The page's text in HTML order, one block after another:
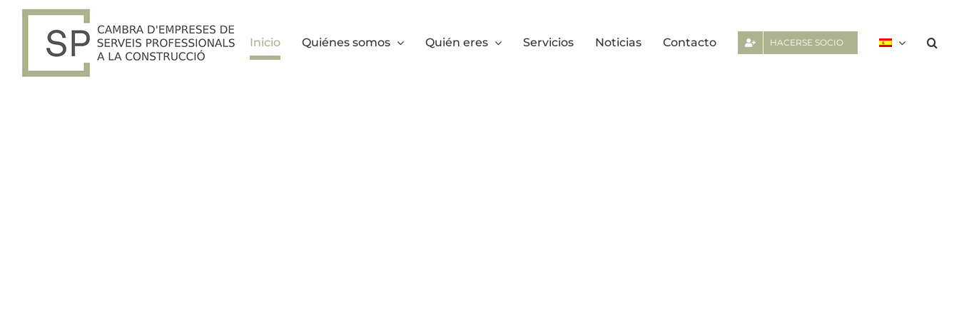
Inicio Quiénes somos Quién eres Servicios Noticias Contacto HACERSE SOCIO